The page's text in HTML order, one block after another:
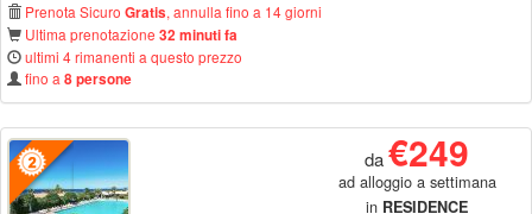
Prenota Sicuro Gratis, annulla fino a 14 giorni
Ultima prenotazione 32 minuti fa
ultimi 4 rimanenti a questo prezzo
fino a 8 persone
da€249
ad alloggio a settimana
in RESIDENCE